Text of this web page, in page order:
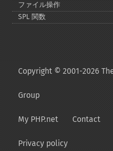
ファイル操作
SPL 関数
Copyright © 2001-2026
Group
My PHP.net Contact
Privacy policy